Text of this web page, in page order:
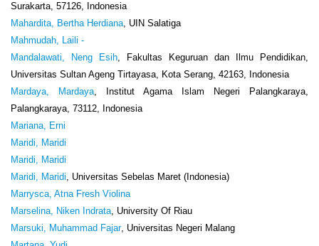
Surakarta, 57126, Indonesia
Mahardita, Bertha Herdiana, UIN Salatiga
Mahmudah, Laili -
Mandalawati, Neng Esih, Fakultas Keguruan dan Ilmu Pendidikan,
Universitas Sultan Ageng Tirtayasa, Kota Serang, 42163, Indonesia
Mardaya, Mardaya, Institut Agama Islam Negeri Palangkaraya,
Palangkaraya, 73112, Indonesia
Mariana, Erni
Maridi, Maridi
Maridi, Maridi
Maridi, Maridi, Universitas Sebelas Maret (Indonesia)
Marrysca, Atna Fresh Violina
Marselina, Niken Indrata, University Of Riau
Marsuki, Muhammad Fajar, Universitas Negeri Malang